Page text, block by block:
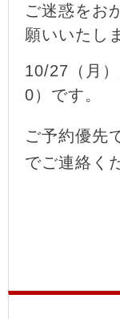
ご迷惑をお
願いいたし
10/27（月
0）です。
ご予約優先
でご連絡く